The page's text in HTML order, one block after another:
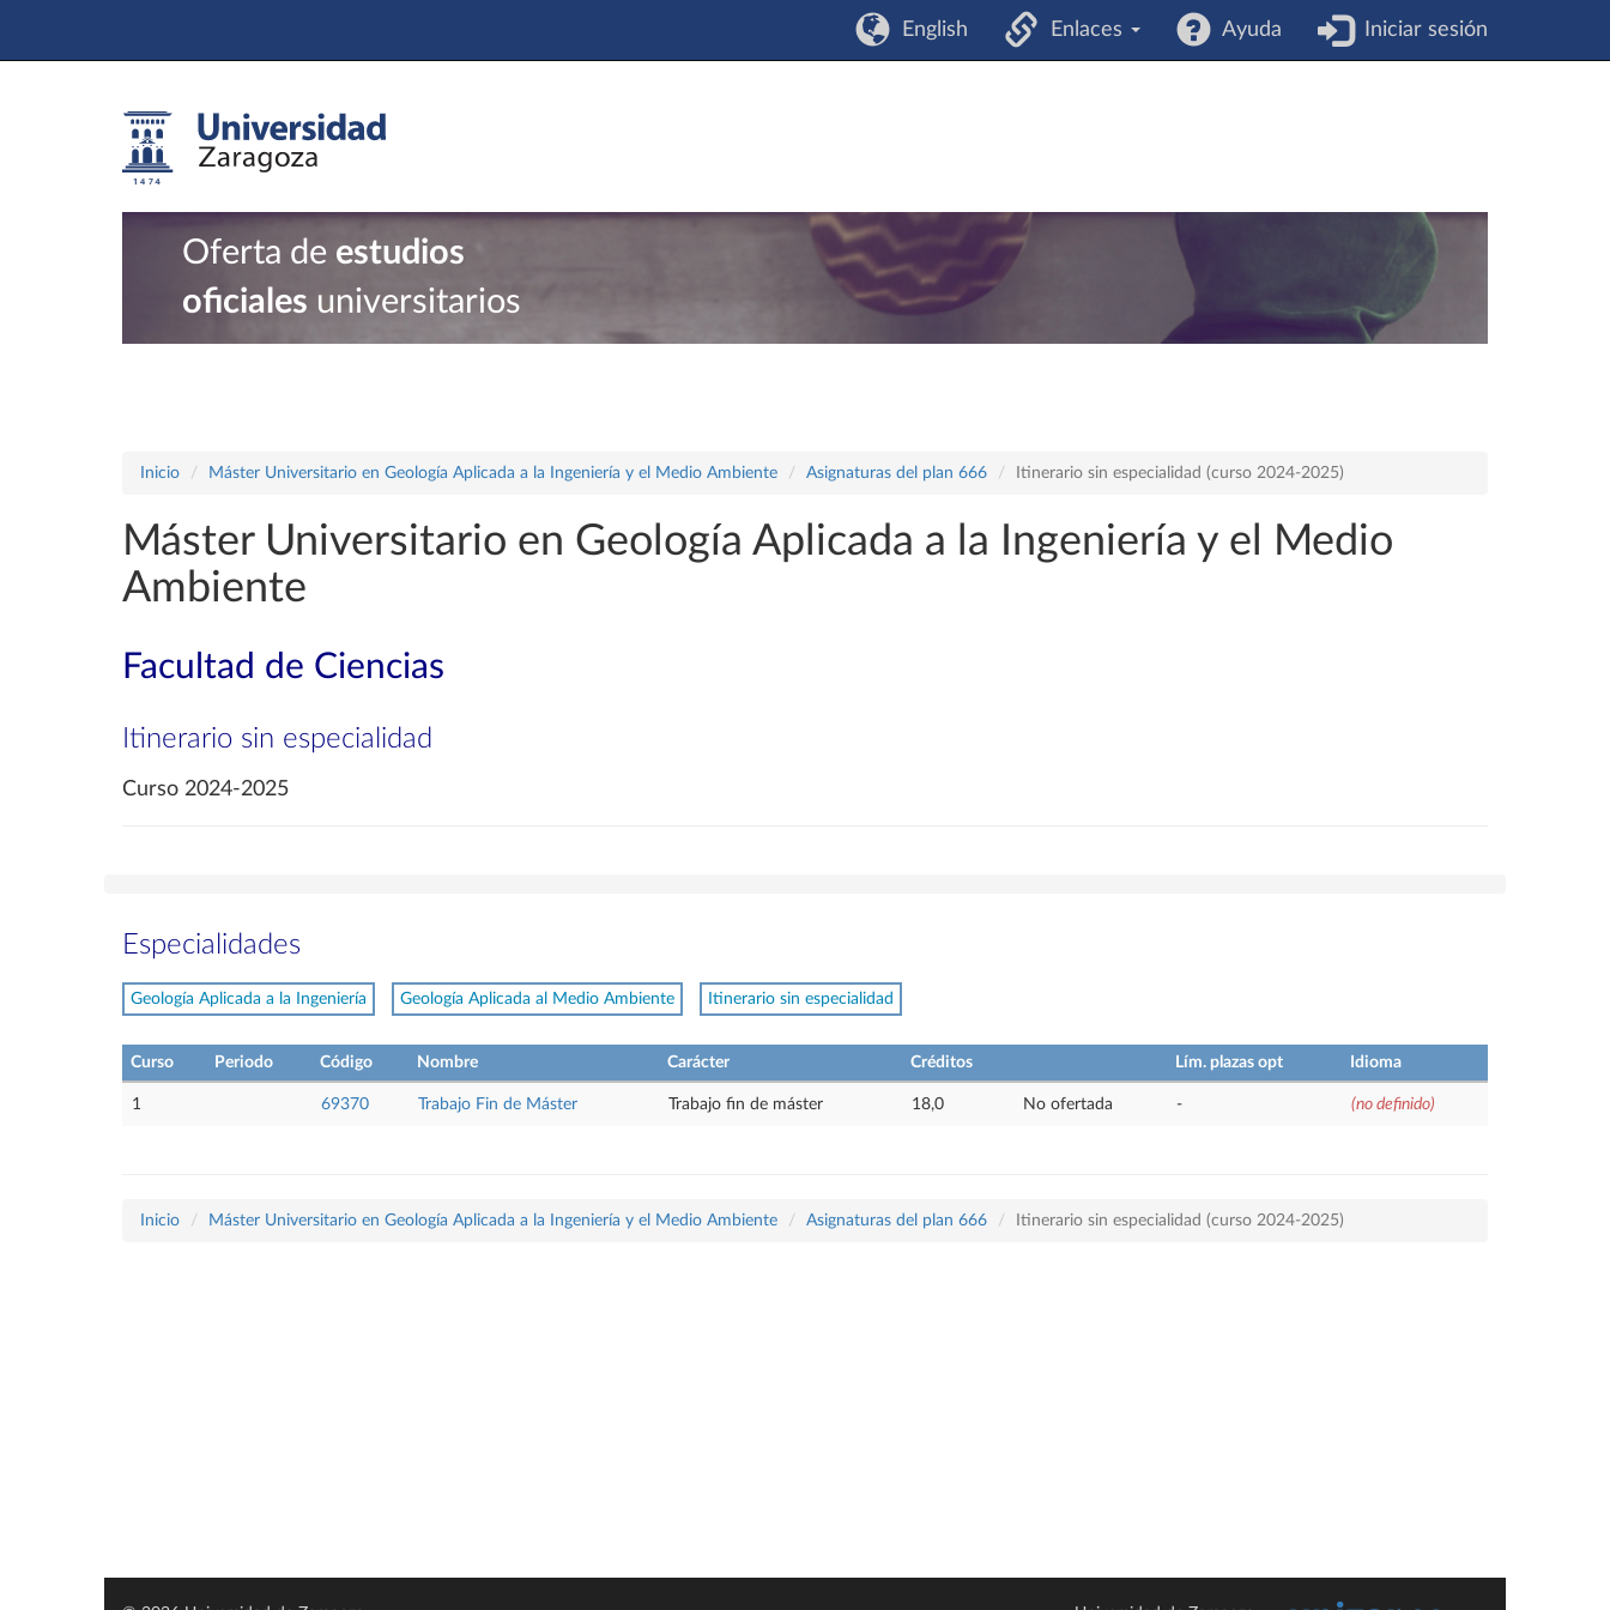
English Enlaces Ayuda Iniciar sesión
Oferta de estudios
oficiales universitarios
Inicio Máster Universitario en Geología Aplicada a la Ingeniería y el Medio Ambiente Asignaturas del plan 666 Itinerario sin especialidad (curso 2024-2025)
Máster Universitario en Geología Aplicada a la Ingeniería y el Medio
Ambiente
Facultad de Ciencias
Itinerario sin especialidad
Curso 2024-2025
Especialidades
Geología Aplicada a la Ingeniería Geología Aplicada al Medio Ambiente Itinerario sin especialidad
Curso Periodo Código Nombre Carácter Créditos Lím. plazas opt Idioma
1 69370 Trabajo Fin de Máster Trabajo fin de máster 18,0 No ofertada - (no definido)
Inicio Máster Universitario en Geología Aplicada a la Ingeniería y el Medio Ambiente Asignaturas del plan 666 Itinerario sin especialidad (curso 2024-2025)